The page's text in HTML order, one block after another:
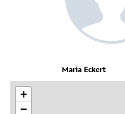
Maria Eckert
+
−